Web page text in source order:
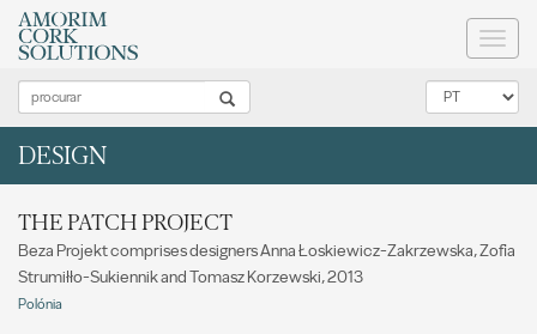
DESIGN
THE PATCH PROJECT
Beza Projekt comprises designers Anna Łoskiewicz-Zakrzewska, Zofia
Strumiłło-Sukiennik and Tomasz Korzewski, 2013
Polónia